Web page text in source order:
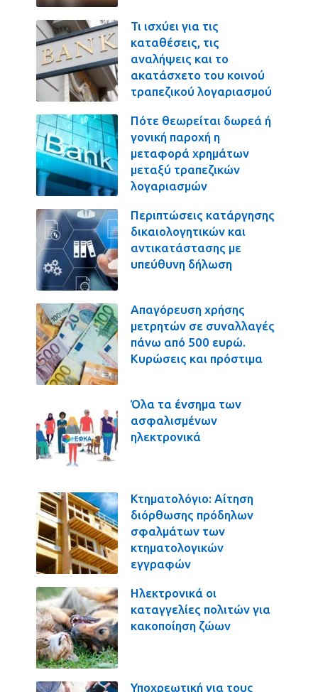
Τι ισχύει για τις
καταθέσεις, τις
αναλήψεις και το
ακατάσχετο του κοινού
τραπεζικού λογαριασμού
Πότε θεωρείται δωρεά ή
γονική παροχή η
μεταφορά χρημάτων
μεταξύ τραπεζικών
λογαριασμών
Περιπτώσεις κατάργησης
δικαιολογητικών και
αντικατάστασης με
υπεύθυνη δήλωση
Απαγόρευση χρήσης
μετρητών σε συναλλαγές
πάνω από 500 ευρώ.
Κυρώσεις και πρόστιμα
Όλα τα ένσημα των
ασφαλισμένων
ηλεκτρονικά
Κτηματολόγιο: Αίτηση
διόρθωσης πρόδηλων
σφαλμάτων των
κτηματολογικών
εγγραφών
Ηλεκτρονικά οι
καταγγελίες πολιτών για
κακοποίηση ζώων
Υποχρεωτική για τους